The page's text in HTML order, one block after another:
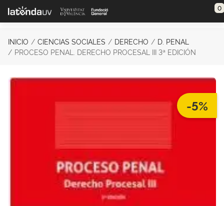
Saltar al contenido principal 0
INICIO CIENCIAS SOCIALES DERECHO
D. PENAL
PROCESO PENAL. DERECHO PROCESAL III 3ª EDICIÓN
-5%